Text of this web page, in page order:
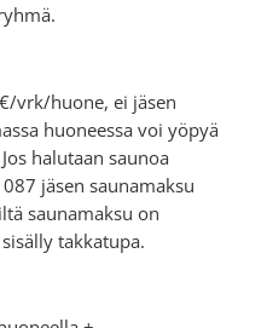
vrk/huone, ei jäsen
huoneessa voi yöpyä
halutaan saunoa
jäsen saunamaksu
saunamaksu on
takkatupa.